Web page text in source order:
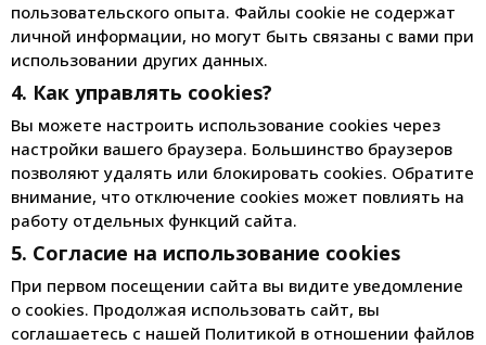
пользовательского опыта. Файлы cookie не содержат
личной информации, но могут быть связаны с вами при
использовании других данных.
4. Как управлять cookies?
Вы можете настроить использование cookies через
настройки вашего браузера. Большинство браузеров
позволяют удалять или блокировать cookies. Обратите
внимание, что отключение cookies может повлиять на
работу отдельных функций сайта.
5. Согласие на использование cookies
При первом посещении сайта вы видите уведомление
о cookies. Продолжая использовать сайт, вы
соглашаетесь с нашей Политикой в отношении файлов